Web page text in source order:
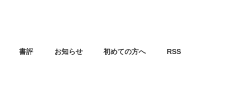
書評 お知らせ 初めての方へ RSS